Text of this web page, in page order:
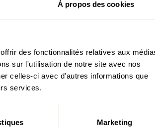
À propos des cookies
des fonctionnalités relatives aux
sur l'utilisation de notre site avec nos
celles-ci avec d'autres informations que
services.
Marketing